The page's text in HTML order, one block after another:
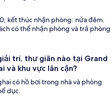
kết thúc nhận phòng: nửa đêm.
có thể nhận phòng và trả phòng
trí, thư giãn nào tại Grand
và khu vực lân cận?
có hồ bơi trong nhà và phòng
dục.